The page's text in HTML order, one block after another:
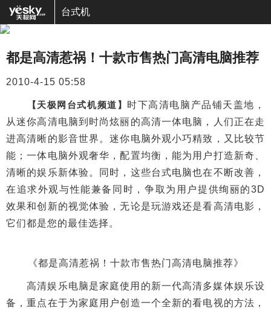
台式机
都是高清惹祸！十款市售热门高清电脑推荐
2010-4-15 05:58
【天极网台式机频道】 时下高清电脑产品铺天盖地，
从迷你高清电脑到时尚炫丽的高清一体电脑，人们正在走
进高清晰的影音世界。迷你电脑外观小巧精致，又比较节
能；一体电脑外观奢华，配置均衡，能为用户打造新奇、
清晰的娱乐新体验。同时，这些台式电脑也在不断改善，
在追求外观与性能兼备同时，争取为用户提供绚丽的3D
效果和创新的视觉体验，无论是玩游戏还是看高清电影，
它们都是您的最佳选择。
《都是高清惹祸！十款市售热门高清电脑推荐》
高清娱乐电脑是家庭使用的新一代高清多媒体娱乐设
备，重点在于为家庭用户创造一个全新的看电视的方法，